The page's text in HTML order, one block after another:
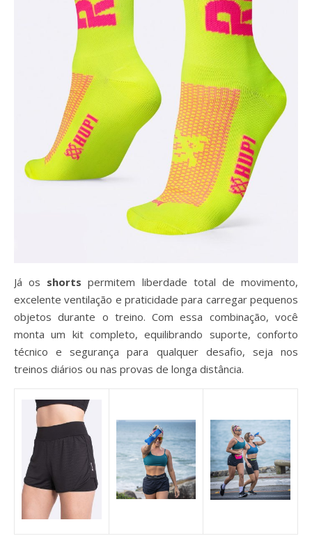
Já os shorts permitem liberdade total de movimento,
excelente ventilação e praticidade para carregar pequenos
objetos durante o treino. Com essa combinação, você
monta um kit completo, equilibrando suporte, conforto
técnico e segurança para qualquer desafio, seja nos
treinos diários ou nas provas de longa distância.